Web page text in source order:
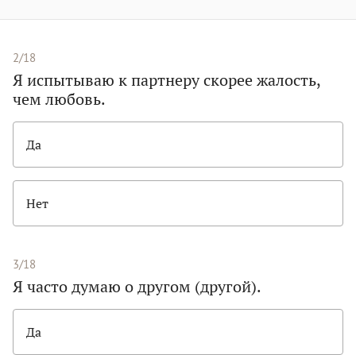
2/18
Я испытываю к партнеру скорее жалость,
чем любовь.
Да
Нет
3/18
Я часто думаю о другом (другой).
Да